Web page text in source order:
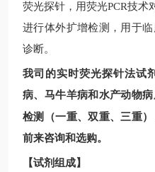
荧光探针，用荧光PCR技术
进行体外扩增检测，用于
诊断。
我司的实时荧光探针法试
病、马牛羊病和水产动物
检测（一重、双重、三重）
前来咨询和选购。
【试剂组成】